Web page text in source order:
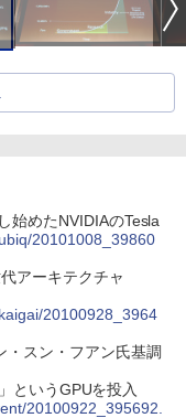
始めたNVIDIAのTesla
20101008_39860
アーキテクチャ
20100928_3964
・スン・フアン氏基調
というGPUを投入
20100922_395692.